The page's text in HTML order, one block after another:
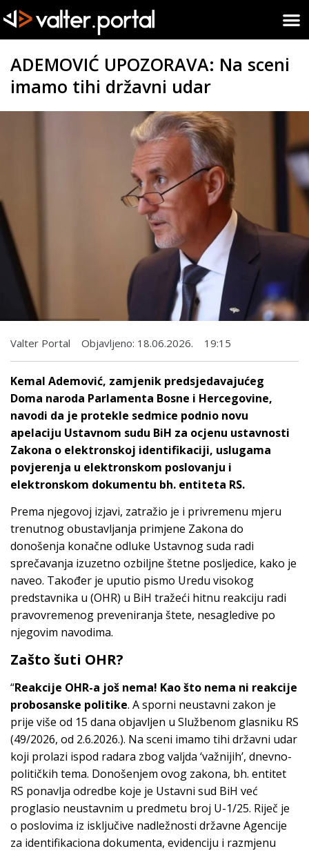
ADEMOVIĆ UPOZORAVA: Na sceni
imamo tihi državni udar
Valter Portal Objavljeno: 18.06.2026. 19:15
Kemal Ademović, zamjenik predsjedavajućeg
Doma naroda Parlamenta Bosne i Hercegovine,
navodi da je protekle sedmice podnio novu
apelaciju Ustavnom sudu BiH za ocjenu ustavnosti
Zakona o elektronskoj identifikaciji, uslugama
povjerenja u elektronskom poslovanju i
elektronskom dokumentu bh. entiteta RS.
Prema njegovoj izjavi, zatražio je i privremenu mjeru
trenutnog obustavljanja primjene Zakona do
donošenja konačne odluke Ustavnog suda radi
sprečavanja izuzetno ozbiljne štetne posljedice, kako je
naveo. Također je uputio pismo Uredu visokog
predstavnika u (OHR) u BiH tražeći hitnu reakciju radi
pravovremenog preveniranja štete, nesagledive po
njegovim navodima.
Zašto šuti OHR?
“Reakcije OHR-a još nema! Kao što nema ni reakcije
probosanske politike. A sporni neustavni zakon je
prije više od 15 dana objavljen u Službenom glasniku RS
(49/2026, od 2.6.2026.). Na sceni imamo tihi državni udar
koji prolazi ispod radara zbog valjda ‘važnijih’, dnevno-
političkih tema. Donošenjem ovog zakona, bh. entitet
RS ponavlja odredbe koje je Ustavni sud BiH već
proglasio neustavnim u predmetu broj U-1/25. Riječ je
o poslovima iz isključive nadležnosti državne Agencije
za identifikaciona dokumenta, evidenciju i razmjenu